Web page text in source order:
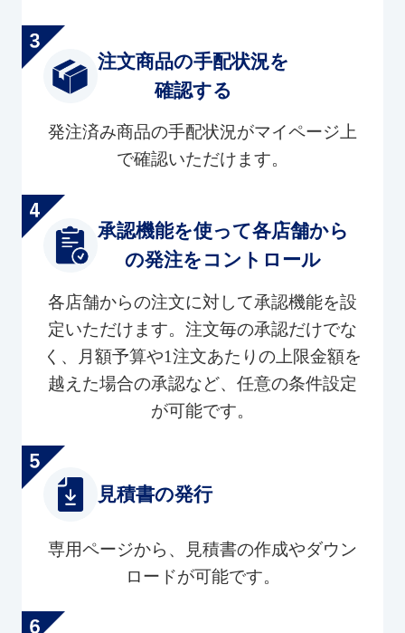
注文商品の手配状況を
確認する
発注済み商品の手配状況がマイページ上
で確認いただけます。
承認機能を使って各店舗から
の発注をコントロール
各店舗からの注文に対して承認機能を設
定いただけます。注文毎の承認だけでな
く、月額予算や1注文あたりの上限金額を
越えた場合の承認など、任意の条件設定
が可能です。
見積書の発行
専用ページから、見積書の作成やダウン
ロードが可能です。